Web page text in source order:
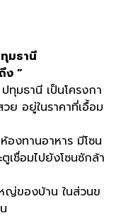
มธานี
ง ”
ปทุมธานี เป็นโครงกา
ย อยู่ในราคาที่เอื้อม
องทานอาหาร มีโซน
เชื่อมไปยังโซนซักล้า
ญ่ของบ้าน ในส่วนข